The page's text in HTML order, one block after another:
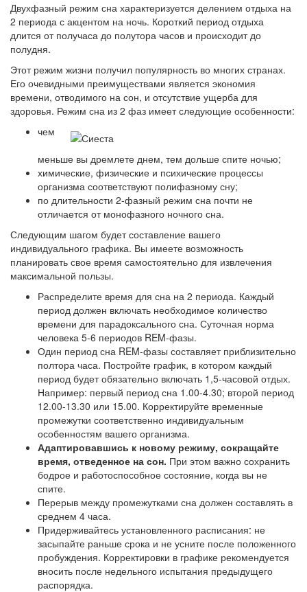
Двухфазный режим сна характеризуется делением отдыха на
2 периода с акцентом на ночь. Короткий период отдыха
длится от получаса до полутора часов и происходит до
полудня.
Этот режим жизни получил популярность во многих странах.
Его очевидными преимуществами является экономия
времени, отводимого на сон, и отсутствие ущерба для
здоровья. Режим сна из 2 фаз имеет следующие особенности:
чем
меньше вы дремлете днем, тем дольше спите ночью;
химические, физические и психические процессы
организма соответствуют полифазному сну;
по длительности 2-фазный режим сна почти не
отличается от монофазного ночного сна.
Следующим шагом будет составление вашего
индивидуального графика. Вы имеете возможность
планировать свое время самостоятельно для извлечения
максимальной пользы.
Распределите время для сна на 2 периода. Каждый
период должен включать необходимое количество
времени для парадоксального сна. Суточная норма
человека 5-6 периодов REM-фазы.
Один период сна REM-фазы составляет приблизительно
полтора часа. Постройте график, в котором каждый
период будет обязательно включать 1,5-часовой отдых.
Например: первый период сна 1.00-4.30; второй период
12.00-13.30 или 15.00. Корректируйте временные
промежутки соответственно индивидуальным
особенностям вашего организма.
Адаптировавшись к новому режиму, сокращайте
время, отведенное на сон. При этом важно сохранить
бодрое и работоспособное состояние, когда вы не
спите.
Перерыв между промежутками сна должен составлять в
среднем 4 часа.
Придерживайтесь установленного расписания: не
засыпайте раньше срока и не усните после положенного
пробуждения. Корректировки в графике рекомендуется
вносить после недельного испытания предыдущего
распорядка.